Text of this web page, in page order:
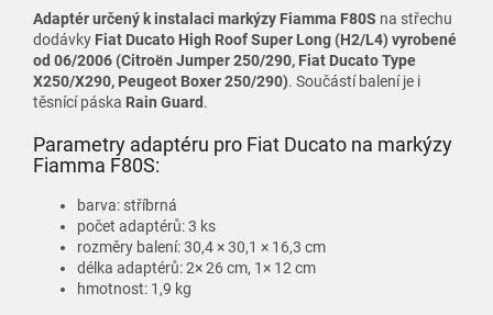
Adaptér určený k instalaci markýzy Fiamma F80S na střechu
dodávky Fiat Ducato High Roof Super Long (H2/L4) vyrobené
od 06/2006 (Citroën Jumper 250/290, Fiat Ducato Type
X250/X290, Peugeot Boxer 250/290). Součástí balení je i
těsnící páska Rain Guard.
Parametry adaptéru pro Fiat Ducato na markýzy
Fiamma F80S:
barva: stříbrná
počet adaptérů: 3 ks
rozměry balení: 30,4 × 30,1 × 16,3 cm
délka adaptérů: 2× 26 cm, 1× 12 cm
hmotnost: 1,9 kg